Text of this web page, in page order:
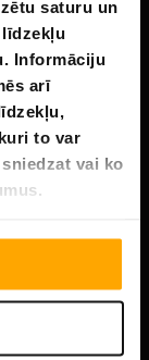
saturu un
Informāciju
arī
to var
vai ko